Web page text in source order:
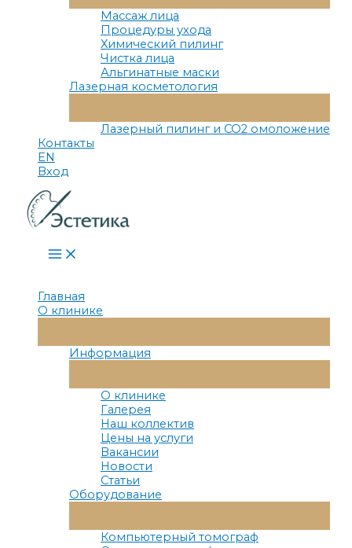
Меню
Массаж лица
Процедуры ухода
Химический пилинг
Чистка лица
Альгинатные маски
Лазерная косметология
Меню
Лазерный пилинг и СО2 омоложение
Контакты
EN
Вход
Main
Menu
Главная
О клинике
Меню
Информация
Меню
О клинике
Галерея
Наш коллектив
Цены на услуги
Вакансии
Новости
Статьи
Оборудование
Меню
Компьютерный томограф